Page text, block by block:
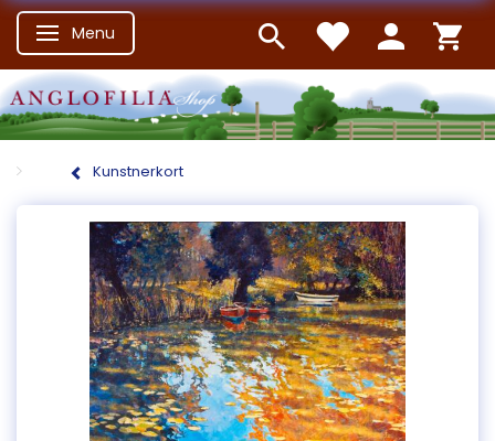
Skifte navigation
Menu
Kunstnerkort